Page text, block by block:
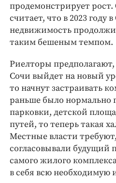
продемонстрирует
считает, что в 2023 году
недвижимость
таким бешеным темпом.
Риелторы предполагают,
Сочи выйдет на новый
то начнут застраивать
раньше было нормально
парковки, детской
путей, то теперь такая
Местные власти
согласовывали будущий
самого жилого
в себя всю необходимую